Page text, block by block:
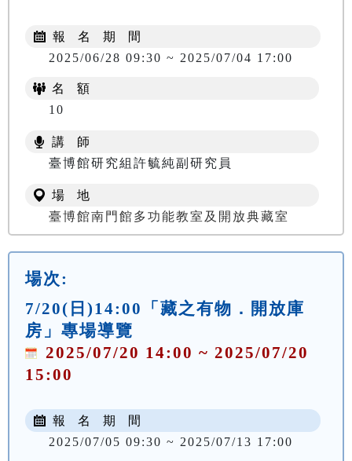
報 名 期 間
2025/06/28 09:30 ~ 2025/07/04 17:00
名 額
10
講 師
臺博館研究組許毓純副研究員
場 地
臺博館南門館多功能教室及開放典藏室
場次:
7/20(日)14:00「藏之有物．開放庫
房」專場導覽
2025/07/20 14:00 ~ 2025/07/20
15:00
報 名 期 間
2025/07/05 09:30 ~ 2025/07/13 17:00